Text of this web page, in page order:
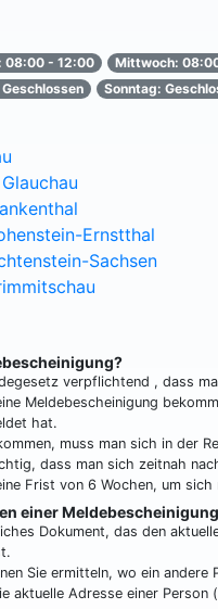
08:00 - 12:00 Mittwoch:
Sonntag:
Ernstthal
Sachsen
verpflichtend , dass
Meldebescheinigung
hat.
muss man sich in der
dass man sich zeitnah
Frist von 6 Wochen, um
einer
Dokument, das den
Sie ermitteln, wo ein
aktuelle Adresse einer Person